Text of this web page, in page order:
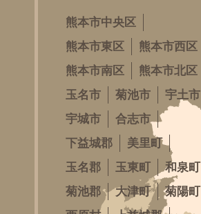
熊本市中央区
熊本市東区
熊本市西区
熊本市南区
熊本市北区
玉名市
菊池市
宇土市
宇城市
合志市
下益城郡
美里町
玉名郡
玉東町
和泉町
菊池郡
大津町
菊陽町